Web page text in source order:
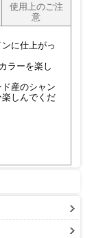
使用上のご注
意
に仕上がっ
ラーを楽し
産のシャン
しんでくだ